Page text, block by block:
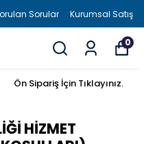
Sorular Kurumsal Satış
0
Ön Sipariş İçin Tıklayınız.
HİZMET